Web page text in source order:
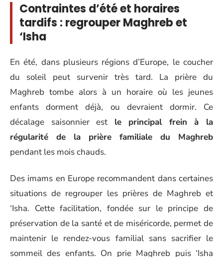
Contraintes d’été et horaires
tardifs : regrouper Maghreb et
‘Isha
En été, dans plusieurs régions d’Europe, le coucher
du soleil peut survenir très tard. La prière du
Maghreb tombe alors à un horaire où les jeunes
enfants dorment déjà, ou devraient dormir. Ce
décalage saisonnier est le principal frein à la
régularité de la prière familiale du Maghreb
pendant les mois chauds.
Des imams en Europe recommandent dans certaines
situations de regrouper les prières de Maghreb et
‘Isha. Cette facilitation, fondée sur le principe de
préservation de la santé et de miséricorde, permet de
maintenir le rendez-vous familial sans sacrifier le
sommeil des enfants. On prie Maghreb puis ‘Isha